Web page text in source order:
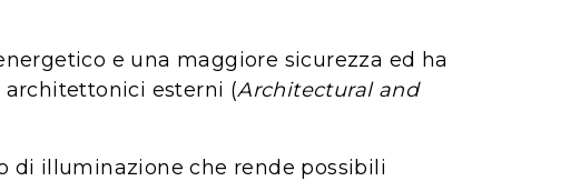
e una maggiore sicurezza ed ha
architettonici esterni (Architectural and
di illuminazione che rende possibili